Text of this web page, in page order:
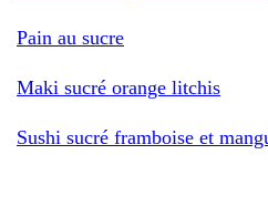
Pain au sucre
Maki sucré orange litchis
Sushi sucré framboise et